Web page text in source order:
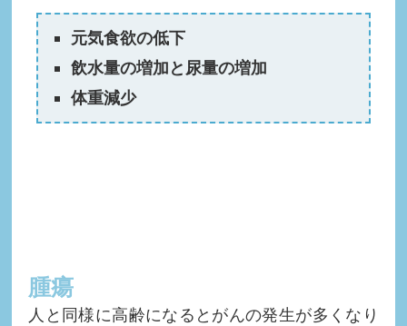
元気食欲の低下
飲水量の増加と尿量の増加
体重減少
腫瘍
人と同様に高齢になるとがんの発生が多くなり